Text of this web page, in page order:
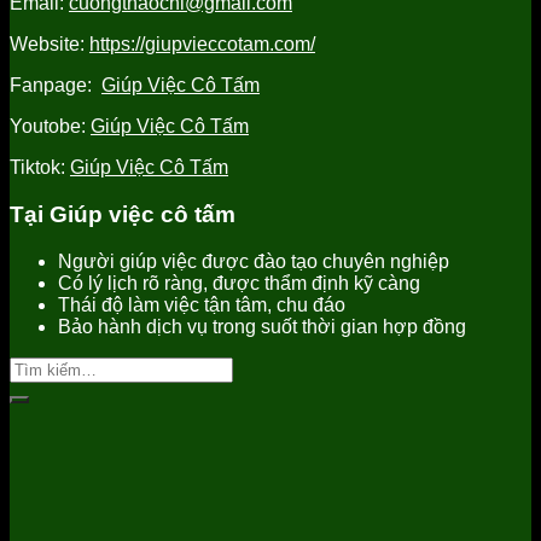
Website: https://giupvieccotam.com/
Fanpage: Giúp Việc Cô Tấm
Youtobe: Giúp Việc Cô Tấm
Tiktok: Giúp Việc Cô Tấm
Tại Giúp việc cô tấm
Người giúp việc được đào tạo chuyên nghiệp
Có lý lịch rõ ràng, được thẩm định kỹ càng
Thái độ làm việc tận tâm, chu đáo
Bảo hành dịch vụ trong suốt thời gian hợp đồng
Tìm
kiếm: